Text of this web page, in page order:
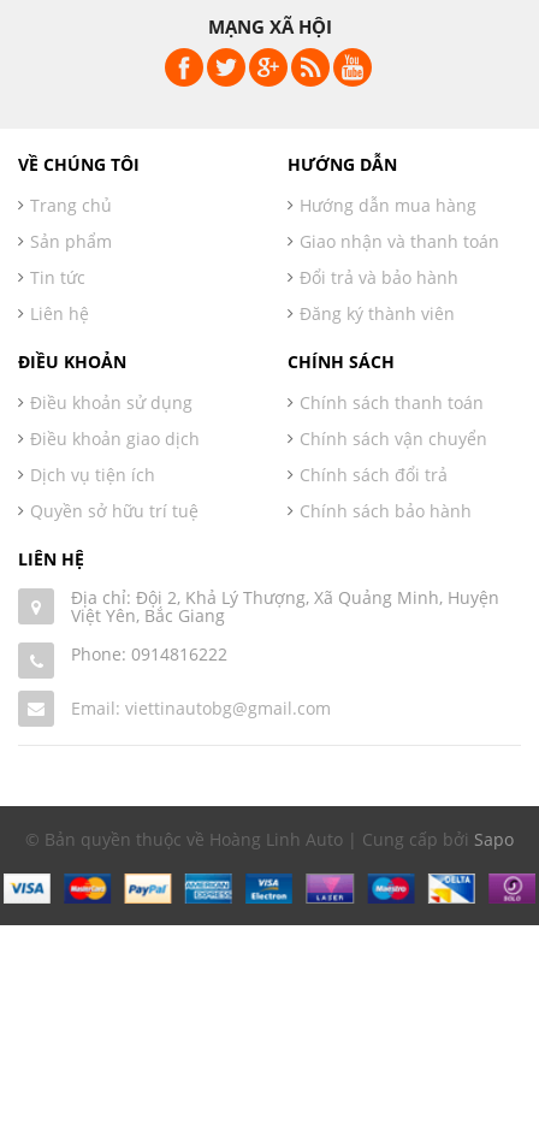
MẠNG XÃ HỘI
VỀ CHÚNG TÔI
Trang chủ
Sản phẩm
Tin tức
Liên hệ
HƯỚNG DẪN
Hướng dẫn mua hàng
Giao nhận và thanh toán
Đổi trả và bảo hành
Đăng ký thành viên
ĐIỀU KHOẢN
Điều khoản sử dụng
Điều khoản giao dịch
Dịch vụ tiện ích
Quyền sở hữu trí tuệ
CHÍNH SÁCH
Chính sách thanh toán
Chính sách vận chuyển
Chính sách đổi trả
Chính sách bảo hành
LIÊN HỆ
Địa chỉ: Đội 2, Khả Lý Thượng, Xã Quảng Minh, Huyện
Việt Yên, Bắc Giang
Phone: 0914816222
Email: viettinautobg@gmail.com
© Bản quyền thuộc về Hoàng Linh Auto | Cung cấp bởi Sapo